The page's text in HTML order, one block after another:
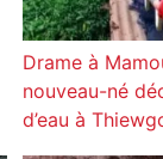
Drame à
nouveau-né
d’eau à